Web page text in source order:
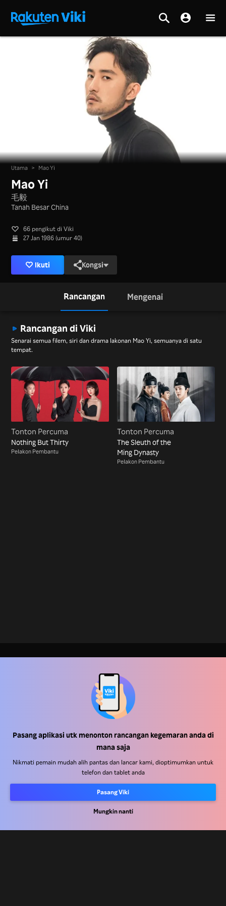
Pasang aplikasi utk menonton rancangan kegemaran anda di
mana saja
Nikmati pemain mudah alih pantas dan lancar kami, dioptimumkan untuk
telefon dan tablet anda
Pasang Viki
Mungkin nanti
Utama > Mao Yi
Mao Yi
毛毅
Tanah Besar China
66 pengikut di Viki
27 Jan 1986 (umur 40)
Ikuti Kongsi
Rancangan Mengenai
Rancangan di Viki
Senarai semua filem, siri dan drama lakonan Mao Yi, semuanya di satu
tempat.
Tonton Percuma
Nothing But Thirty
Pelakon Pembantu
Tonton Percuma
The Sleuth of the
Ming Dynasty
Pelakon Pembantu
Pusat Bantuan
Rakan Kongsi Pengedaran